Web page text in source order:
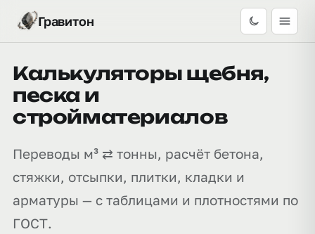
Гравитон
Калькуляторы щебня,
песка и
стройматериалов
Переводы м³ ⇄ тонны, расчёт бетона,
стяжки, отсыпки, плитки, кладки и
арматуры — с таблицами и плотностями по
ГОСТ.